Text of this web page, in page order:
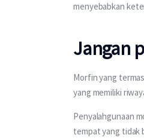
menyebabkan
Jangan
Morfin yang
yang memiliki
Penyalahgunaan
tempat yang tidak